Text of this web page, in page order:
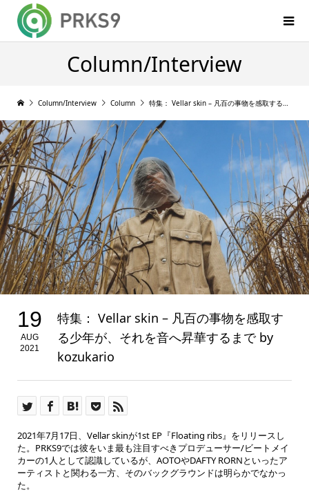
Column/Interview
Column/Interview Column 特集： Vellar skin – 凡百の事物を感取する少年が、それを音へ昇華するまで by kozukario
19
AUG
2021
特集： Vellar skin – 凡百の事物を感取す
る少年が、それを音へ昇華するまで by
kozukario
2021年7月17日、Vellar skinが1st EP『Floating ribs』をリリースし
た。PRKS9では彼をいま最も注目すべきプロデューサー/ビートメイ
カーの1人として認識しているが、AOTOやDAFTY RORNといったア
ーティストと関わる一方、そのバックグラウンドは明らかでなかっ
た。